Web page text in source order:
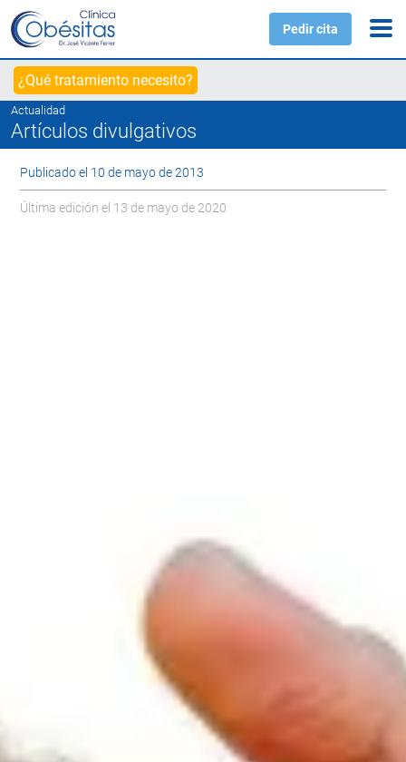
Pedir cita
¿Qué tratamiento necesito?
Actualidad
Artículos divulgativos
Publicado el 10 de mayo de 2013
Última edición el 13 de mayo de 2020